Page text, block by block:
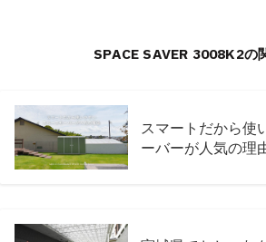
SPACE SAVER 3008K2の
スマートだから使
ーバーが人気の理